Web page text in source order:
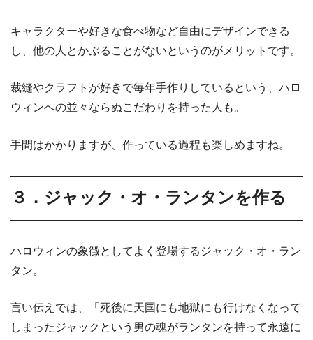
キャラクターや好きな食べ物など自由にデザインできる
し、他の人とかぶることがないというのがメリットです。
裁縫やクラフトが好きで毎年手作りしているという、ハロ
ウィンへの並々ならぬこだわりを持った人も。
手間はかかりますが、作っている過程も楽しめますね。
３．ジャック・オ・ランタンを作る
ハロウィンの象徴としてよく登場するジャック・オ・ラン
タン。
言い伝えでは、「死後に天国にも地獄にも行けなくなって
しまったジャックという男の魂がランタンを持って永遠に